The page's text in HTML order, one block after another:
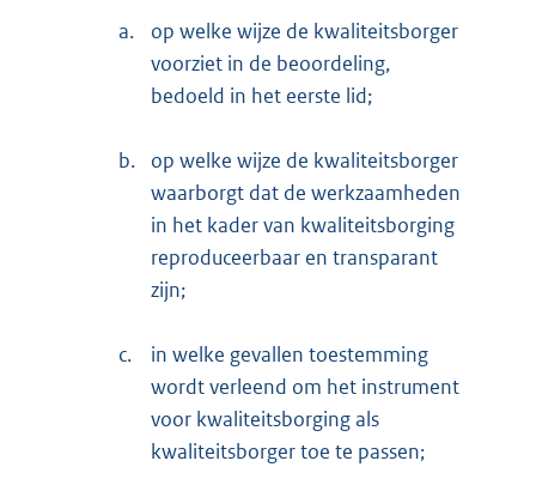
a.
op welke wijze de kwaliteitsborger
voorziet in de beoordeling,
bedoeld in het eerste lid;
b.
op welke wijze de kwaliteitsborger
waarborgt dat de werkzaamheden
in het kader van kwaliteitsborging
reproduceerbaar en transparant
zijn;
c.
in welke gevallen toestemming
wordt verleend om het instrument
voor kwaliteitsborging als
kwaliteitsborger toe te passen;